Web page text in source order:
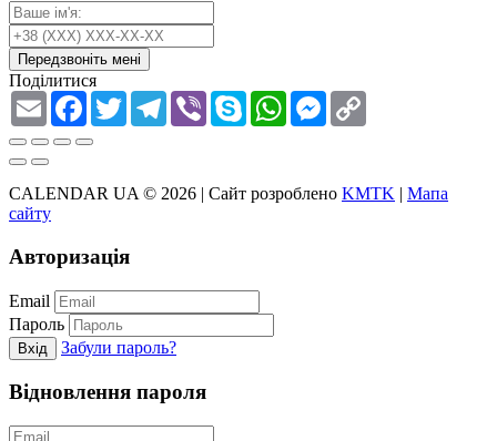
Передзвоніть мені
Поділитися
Email Facebook
TwitterTelegram
Viber Skype WhatsAppMessenger
CALENDAR UA © 2026 | Сайт розроблено KMTK | Мапа
сайту
Авторизація
Email
Пароль
Вхід Забули пароль?
Відновлення пароля